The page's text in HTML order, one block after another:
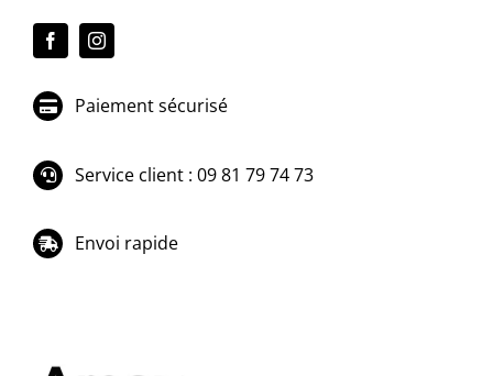
Paiement sécurisé
Service client : 09 81 79 74 73
Envoi rapide